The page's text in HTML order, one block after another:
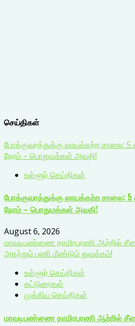
செய்திகள்
போக்குவரத்துக்கு லாயக்கற்ற சாலை:
நேரம் – பொதுமக்கள் அவதி!
உள்ளூர் செய்திகள்
போக்குவரத்துக்கு லாயக்கற்ற சாலை:
நேரம் – பொதுமக்கள் அவதி!
August 6, 2026
மாவடிபண்ணை தாமிரபரணி ஆற்றில்
அகற்றும் பணி மீண்டும் துவக்கம்!
உள்ளூர் செய்திகள்
கட்டுரைகள்
முக்கிய செய்திகள்
மாவடிபண்ணை தாமிரபரணி ஆற்றில்